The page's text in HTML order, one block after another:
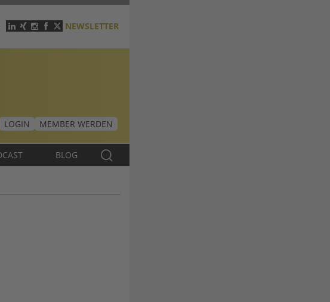
Header
menu
NEWSLETTER
LOGIN
MEMBER WERDEN
BLOG